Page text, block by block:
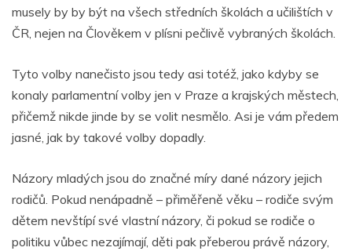
musely by by být na všech středních školách a učilištích v
ČR, nejen na Člověkem v plísni pečlivě vybraných školách.
Tyto volby nanečisto jsou tedy asi totéž, jako kdyby se
konaly parlamentní volby jen v Praze a krajských městech,
přičemž nikde jinde by se volit nesmělo. Asi je vám předem
jasné, jak by takové volby dopadly.
Názory mladých jsou do značné míry dané názory jejich
rodičů. Pokud nenápadně – přiměřeně věku – rodiče svým
dětem nevštípí své vlastní názory, či pokud se rodiče o
politiku vůbec nezajímají, děti pak přeberou právě názory,